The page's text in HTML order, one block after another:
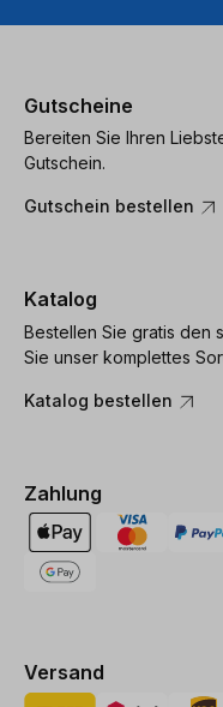
Gutscheine
Bereiten Sie Ihren
Gutschein.
Gutschein bestellen
Katalog
Bestellen Sie gratis den
Sie unser komplettes
Katalog bestellen
Zahlung
Versand